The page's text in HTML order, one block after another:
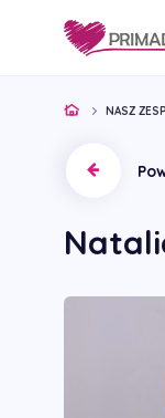
NASZ